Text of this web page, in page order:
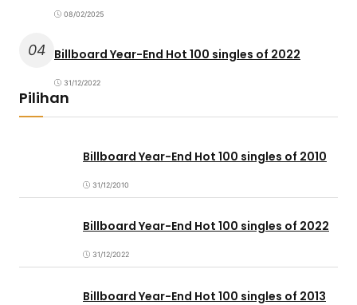
08/02/2025
04 Billboard Year-End Hot 100 singles of 2022
31/12/2022
Pilihan
Billboard Year-End Hot 100 singles of 2010
31/12/2010
Billboard Year-End Hot 100 singles of 2022
31/12/2022
Billboard Year-End Hot 100 singles of 2013